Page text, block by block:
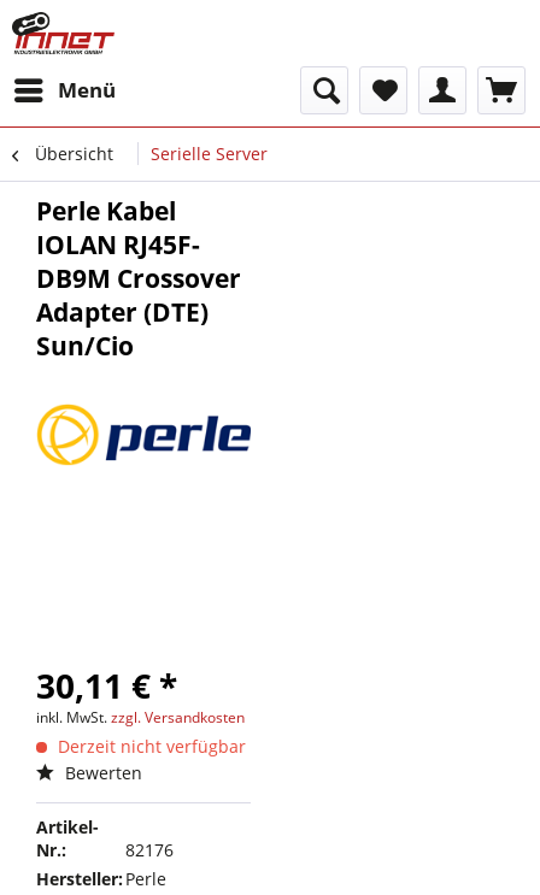
Menü
Übersicht Serielle Server
Perle Kabel
IOLAN RJ45F-
DB9M Crossover
Adapter (DTE)
Sun/Cio
30,11 € *
inkl. MwSt.zzgl. Versandkosten
Derzeit nicht verfügbar
Bewerten
Artikel-
Nr.:
82176
Hersteller:Perle